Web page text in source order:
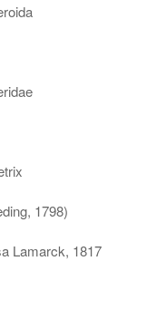
1798)
Lamarck, 1817